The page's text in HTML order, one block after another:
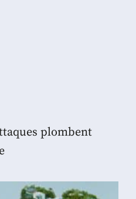
plombent